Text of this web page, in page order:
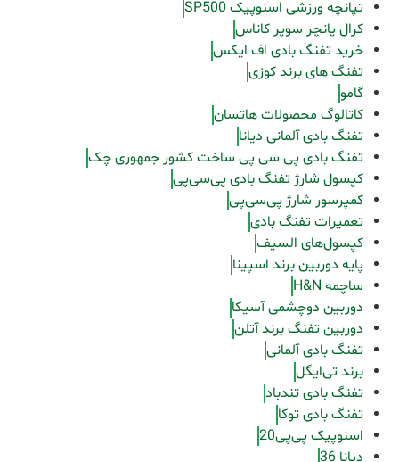
تپانچه ورزشی اسنوپیک SP500
کرال پانچر سوپر کاناس
خرید تفنگ بادی اف ایکس
تفنگ های برند کوزی
گامو
کاتالوگ محصولات هاتسان
تفنگ بادی آلمانی دیانا
تفنگ بادی پی سی پی ساخت کشور جمهوری چک
کپسول شارژ تفنگ بادی پی‌سی‌پی
کمپرسور شارژ پی‌سی‌پی
تعمیرات تفنگ بادی
کپسول‌های السیف
پایه دوربین برند اسپینا
ساچمه H&N
دوربین دوچشمی آسیکا
دوربین تفنگ برند آتلن
تفنگ بادی آلمانی
برند تی‌ایگل
تفنگ بادی تندباد
تفنگ بادی توکا
اسنوپیک پی‌پی20
دیانا 36